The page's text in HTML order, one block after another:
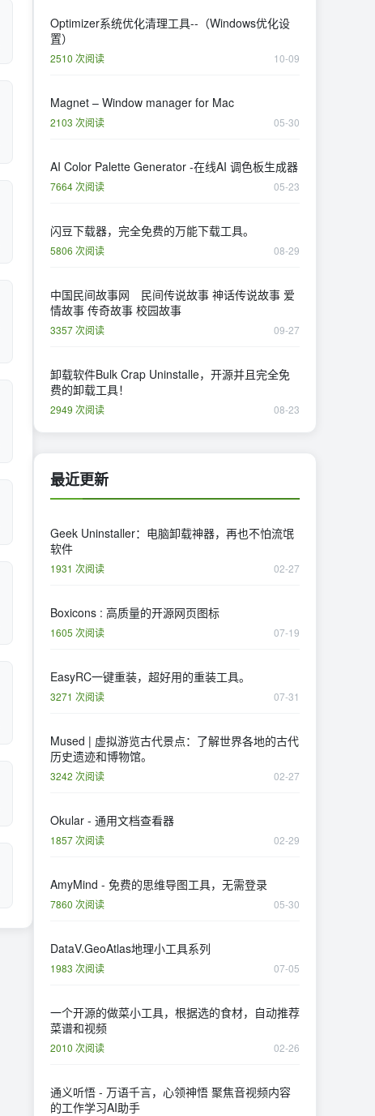
Optimizer系统优化清理工具--（Windows优化设
置）
2510 次阅读 10-09
Magnet – Window manager for Mac
2103 次阅读 05-30
AI Color Palette Generator -在线AI 调色板生成器
7664 次阅读 05-23
闪豆下载器，完全免费的万能下载工具。
5806 次阅读 08-29
中国民间故事网 民间传说故事 神话传说故事 爱
情故事 传奇故事 校园故事
3357 次阅读 09-27
卸载软件Bulk Crap Uninstalle，开源并且完全免
费的卸载工具！
2949 次阅读 08-23
最近更新
Geek Uninstaller：电脑卸载神器，再也不怕流氓
软件
1931 次阅读 02-27
Boxicons : 高质量的开源网页图标
1605 次阅读 07-19
EasyRC一键重装，超好用的重装工具。
3271 次阅读 07-31
Mused | 虚拟游览古代景点：了解世界各地的古代
历史遗迹和博物馆。
3242 次阅读 02-27
Okular - 通用文档查看器
1857 次阅读 02-29
AmyMind - 免费的思维导图工具，无需登录
7860 次阅读 05-30
DataV.GeoAtlas地理小工具系列
1983 次阅读 07-05
一个开源的做菜小工具，根据选的食材，自动推荐
菜谱和视频
2010 次阅读 02-26
通义听悟 - 万语千言，心领神悟 聚焦音视频内容
的工作学习AI助手